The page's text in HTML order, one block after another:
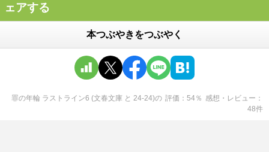
ェアする
本つぶやきをつぶやく
罪の年輪 ラストライン6 (文春文庫 と 24-24)の 評価 54％ 感想・レビュー
48件